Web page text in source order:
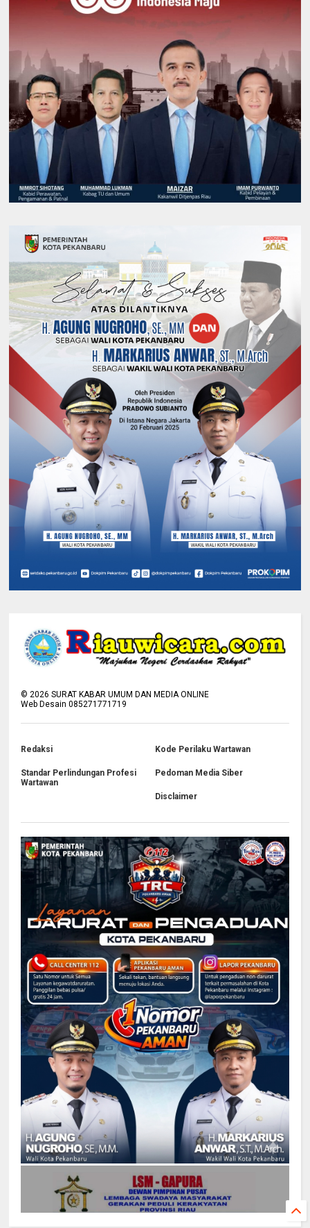
©2026 SURAT KABAR UMUM DAN MEDIA ONLINE
Web Desain 085271771719
Redaksi Kode Perilaku Wartawan
Standar Perlindungan Profesi
Wartawan
Pedoman Media Siber
Disclaimer